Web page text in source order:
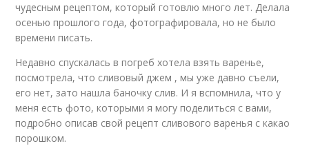
чудесным рецептом, который готовлю много лет. Делала
осенью прошлого года, фотографировала, но не было
времени писать.
Недавно спускалась в погреб хотела взять варенье,
посмотрела, что сливовый джем , мы уже давно съели,
его нет, зато нашла баночку слив. И я вспомнила, что у
меня есть фото, которыми я могу поделиться с вами,
подробно описав свой рецепт сливового варенья с какао
порошком.